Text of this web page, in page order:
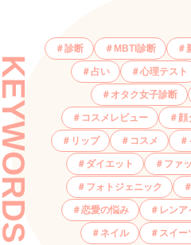
診断 MBTI診断
占い 心理テスト
オタク女子診断
コスメレビュー 顔
リップ コスメ
ダイエット ファ
フォトジェニック
恋愛の悩み レンア
ネイル スイー